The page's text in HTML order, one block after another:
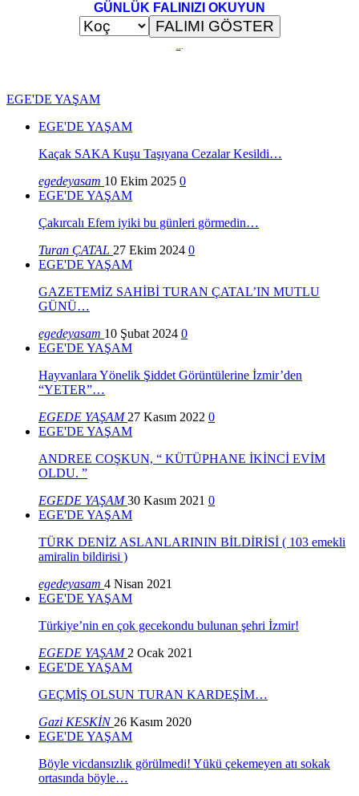
GÜNLÜK FALINIZI OKUYUN
...
EGE'DE YAŞAM
EGE'DE YAŞAM
Kaçak SAKA Kuşu Taşıyana Cezalar Kesildi…
egedeyasam 10 Ekim 2025 0
EGE'DE YAŞAM
Çakırcalı Efem iyiki bu günleri görmedin…
Turan ÇATAL 27 Ekim 2024 0
EGE'DE YAŞAM
GAZETEMİZ SAHİBİ TURAN ÇATAL’IN MUTLU
GÜNÜ…
egedeyasam 10 Şubat 2024 0
EGE'DE YAŞAM
Hayvanlara Yönelik Şiddet Görüntülerine İzmir’den
“YETER”…
EGEDE YAŞAM 27 Kasım 2022 0
EGE'DE YAŞAM
ANDREE COŞKUN, “ KÜTÜPHANE İKİNCİ EVİM
OLDU. ”
EGEDE YAŞAM30 Kasım 2021 0
EGE'DE YAŞAM
TÜRK DENİZ ASLANLARININ BİLDİRİSİ ( 103 emekli
amiralin bildirisi )
egedeyasam 4 Nisan 2021
EGE'DE YAŞAM
Türkiye’nin en çok gecekondu bulunan şehri İzmir!
EGEDE YAŞAM 2 Ocak 2021
EGE'DE YAŞAM
GEÇMİŞ OLSUN TURAN KARDEŞİM…
Gazi KESKİN 26 Kasım 2020
EGE'DE YAŞAM
Böyle vicdansızlık görülmedi! Yükü çekemeyen atı sokak
ortasında böyle…